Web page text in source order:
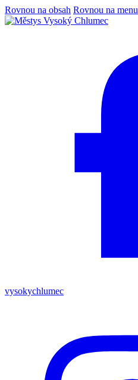
Rovnou na obsah Rovnou na menu
vysokychlumec